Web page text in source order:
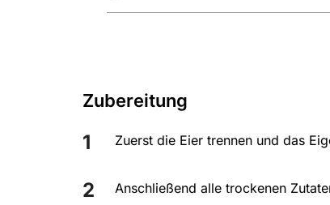
Zubereitung
Zuerst die Eier trennen und das
Anschließend alle trockenen